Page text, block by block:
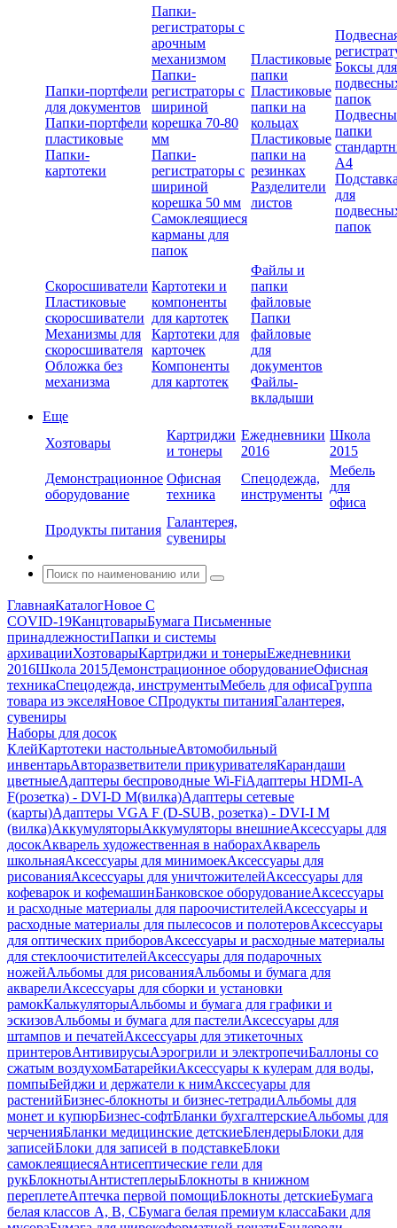
Папки-портфели
для документов
Папки-портфели
пластиковые
Папки-
картотеки
Папки-
регистраторы с
арочным
механизмом
Папки-
регистраторы с
шириной
корешка 70-80
мм
Папки-
регистраторы с
шириной
корешка 50 мм
Самоклеящиеся
карманы для
папок
Пластиковые
папки
Пластиковые
папки на
кольцах
Пластиковые
папки на
резинках
Разделители
листов
Боксы для
папок
папки
А4
для
папок
Скоросшиватели
Пластиковые
скоросшиватели
Механизмы для
скоросшивателя
Обложка без
механизма
Картотеки и
компоненты
для картотек
Картотеки для
карточек
Компоненты
для картотек
Файлы и
папки
файловые
Папки
файловые
для
документов
Файлы-
вкладыши
Еще
Хозтовары
Картриджи
и тонеры
Ежедневники
2016
Школа
2015
Демонстрационное
оборудование
Офисная
техника
Спецодежда,
инструменты
Мебель
для
офиса
Продукты питания
Галантерея,
сувениры
ГлавнаяКаталогНовое С
COVID-19КанцтоварыБумага Письменные
принадлежностиПапки и системы
архивацииХозтоварыКартриджи и тонерыЕжедневники
2016Школа 2015Демонстрационное оборудованиеОфисная
техникаСпецодежда, инструментыМебель для офисаГруппа
товара из экселяНовое СПродукты питанияГалантерея,
сувениры
Наборы для досок
КлейКартотеки настольныеАвтомобильный
инвентарьАвторазветвители прикуривателяКарандаши
цветныеАдаптеры беспроводные Wi-FiАдаптеры HDMI-A
F(розетка) - DVI-D M(вилка)Адаптеры сетевые
(карты)Адаптеры VGA F (D-SUB, розетка) - DVI-I M
(вилка)АккумуляторыАккумуляторы внешниеАксессуары для
досокАкварель художественная в наборахАкварель
школьнаяАксессуары для минимоекАксессуары для
рисованияАксессуары для уничтожителейАксессуары для
кофеварок и кофемашинБанковское оборудованиеАксессуары
и расходные материалы для пароочистителейАксессуары и
расходные материалы для пылесосов и полотеровАксессуары
для оптических приборовАксессуары и расходные материалы
для стеклоочистителейАксессуары для подарочных
ножейАльбомы для рисованияАльбомы и бумага для
акварелиАксессуары для сборки и установки
рамокКалькуляторыАльбомы и бумага для графики и
эскизовАльбомы и бумага для пастелиАксессуары для
штампов и печатейАксессуары для этикеточных
принтеровАнтивирусыАэрогрили и электропечиБаллоны со
сжатым воздухомБатарейкиАксессуары к кулерам для воды,
помпыБейджи и держатели к нимАкссесуары для
растенийБизнес-блокноты и бизнес-тетрадиАльбомы для
монет и купюрБизнес-софтБланки бухгалтерскиеАльбомы для
черченияБланки медицинские детскиеБлендерыБлоки для
записейБлоки для записей в подставкеБлоки
самоклеящиесяАнтисептические гели для
рукБлокнотыАнтистеплерыБлокноты в книжном
переплетеАптечка первой помощиБлокноты детскиеБумага
белая классов А, В, СБумага белая премиум классаБаки для